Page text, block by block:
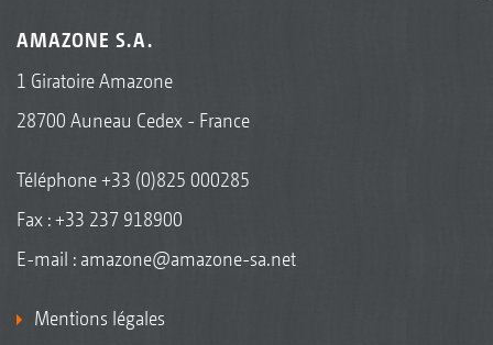
AMAZONE S.A.
1 Giratoire Amazone
28700 Auneau Cedex - France
Téléphone+33 (0)825 000285
Fax : +33 237 918900
E-mail : amazone@amazone-sa.net
Mentions légales